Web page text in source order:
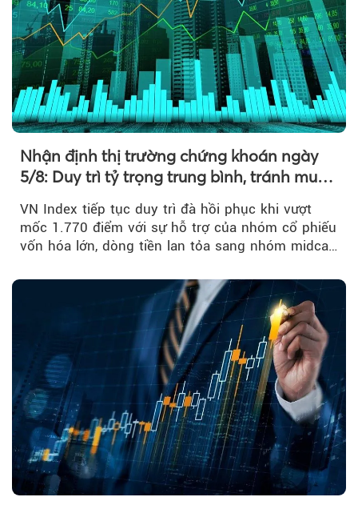
Nhận định thị trường chứng khoán ngày
5/8: Duy trì tỷ trọng trung bình, tránh mua
VN Index tiếp tục duy trì đà hồi phục khi vượt
mốc 1.770 điểm với sự hỗ trợ của nhóm cổ phiếu
vốn hóa lớn, dòng tiền lan tỏa sang nhóm midcap